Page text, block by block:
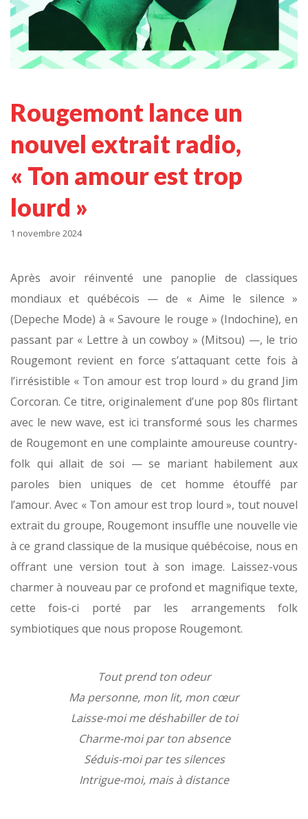
Rougemont lance un
nouvel extrait radio,
« Ton amour est trop
lourd »
1 novembre 2024
Après avoir réinventé une panoplie de classiques
mondiaux et québécois — de « Aime le silence »
(Depeche Mode) à « Savoure le rouge » (Indochine), en
passant par « Lettre à un cowboy » (Mitsou) —, le trio
Rougemont revient en force s’attaquant cette fois à
l’irrésistible « Ton amour est trop lourd » du grand Jim
Corcoran. Ce titre, originalement d’une pop 80s flirtant
avec le new wave, est ici transformé sous les charmes
de Rougemont en une complainte amoureuse country-
folk qui allait de soi — se mariant habilement aux
paroles bien uniques de cet homme étouffé par
l’amour. Avec « Ton amour est trop lourd », tout nouvel
extrait du groupe, Rougemont insuffle une nouvelle vie
à ce grand classique de la musique québécoise, nous en
offrant une version tout à son image. Laissez-vous
charmer à nouveau par ce profond et magnifique texte,
cette fois-ci porté par les arrangements folk
symbiotiques que nous propose Rougemont.
Tout prend ton odeur
Ma personne, mon lit, mon cœur
Laisse-moi me déshabiller de toi
Charme-moi par ton absence
Séduis-moi par tes silences
Intrigue-moi, mais à distance